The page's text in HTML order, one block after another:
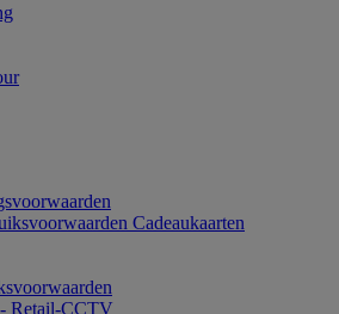
Cadeaukaarten
Retail-CCTV